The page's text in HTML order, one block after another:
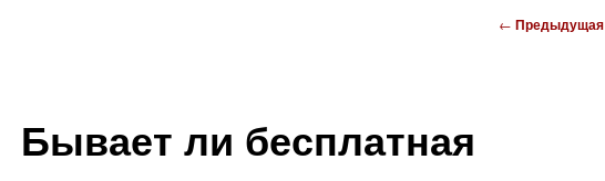
Навигация
← Предыдущая
Бывает ли бесплатная